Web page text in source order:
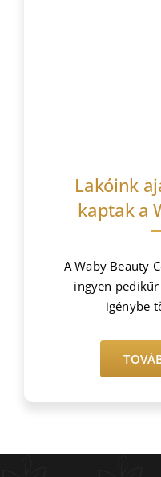
Lakóink
kaptak a
A Waby Beauty
ingyen
igénybe